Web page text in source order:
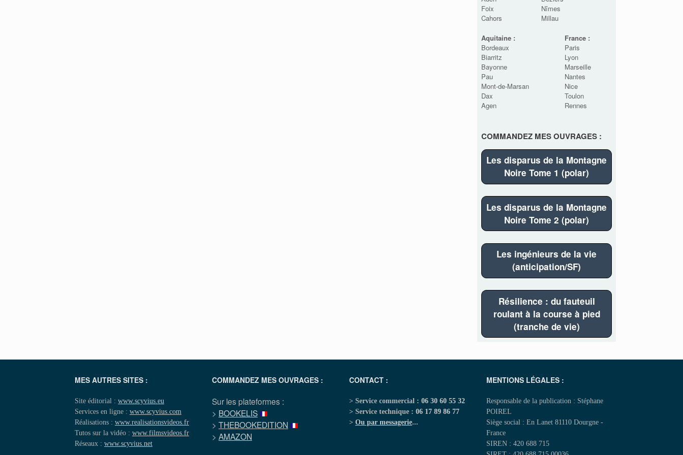
Foix
Cahors
Nîmes
Millau
Aquitaine :
Bordeaux
Biarritz
Bayonne
Pau
Mont-de-Marsan
Dax
Agen
France :
Paris
Lyon
Marseille
Nantes
Nice
Toulon
Rennes
COMMANDEZ MES OUVRAGES :
Les disparus de la Montagne
Noire Tome 1 (polar)
Les disparus de la Montagne
Noire Tome 2 (polar)
Les ingénieurs de la vie
(anticipation/SF)
Résilience : du fauteuil
roulant à la course à pied
(tranche de vie)
MES AUTRES SITES :
Site éditorial : www.scyvius.eu
Services en ligne : www.scyvius.com
Réalisations : www.realisationsvideos.fr
Tutos sur la vidéo : www.filmsvideos.fr
Réseaux : www.scyvius.net
COMMANDEZ MES OUVRAGES :
Sur les plateformes :
> BOOKELIS
> THEBOOKEDITION
> AMAZON
CONTACT :
> Service commercial : 06 30 60 55 32
> Service technique : 06 17 89 86 77
> Ou par messagerie...
MENTIONS LÉGALES :
Responsable de la publication : Stéphane
POIREL
Siège social : En Lanet 81110 Dourgne -
France
SIREN : 420 688 715